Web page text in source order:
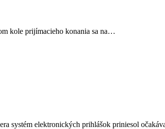
kole prijímacieho konania sa na…
systém elektronických prihlášok priniesol